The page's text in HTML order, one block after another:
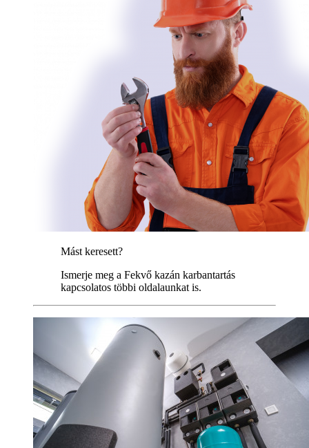
Mást keresett?
Ismerje meg a Fekvő kazán karbantartás
kapcsolatos többi oldalaunkat is.